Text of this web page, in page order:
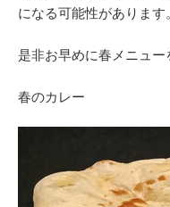
になる可能性があります
是非お早めに春メニュー
春のカレー